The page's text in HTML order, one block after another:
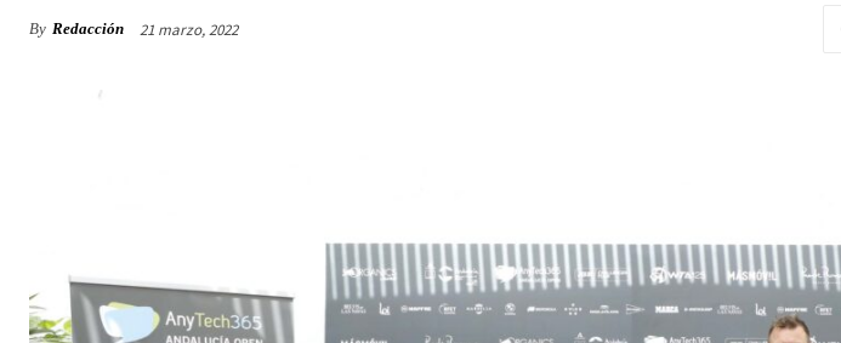
By Redacción 21 marzo, 2022